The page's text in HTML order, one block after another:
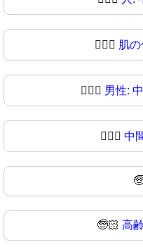
👱🏾‍♂ 肌
👱🏿‍♂️ 男性:
👱🏿‍♂ 中
🧓🏻 高